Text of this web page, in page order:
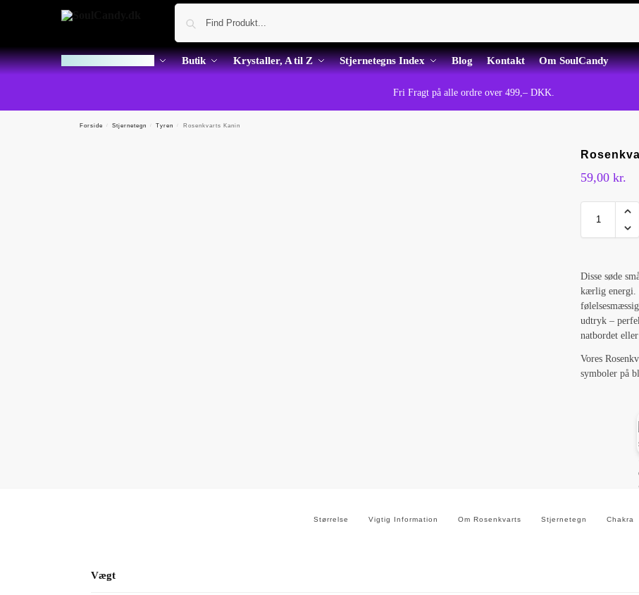
Dagens Krystal Kup Butik Krystaller, A til Z Stjernetegns Index Blog Kontakt Om SoulCandy
Fri Fragt på alle ordre over 499,– DKK.
Forside / Stjernetegn / Tyren / Rosenkvarts Kanin
59,00kr.
Disse søde
kærlig energi.
udtryk –
natbordet
Vores
symboler på
Størrelse Vigtig Information Om Rosenkvarts Stjernetegn Chakra
Vægt